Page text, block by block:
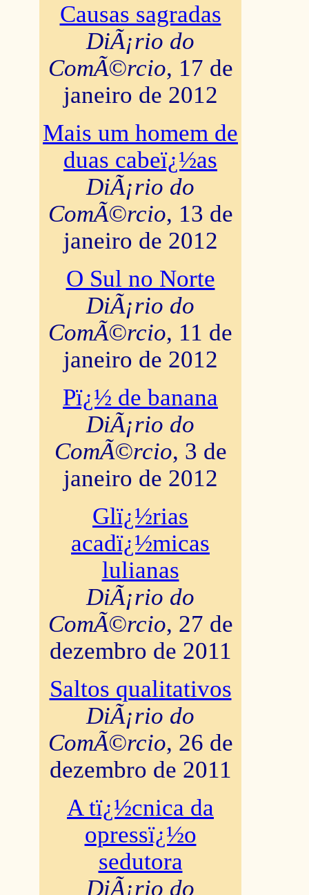
Causas sagradas
DiÃ¡rio do
ComÃ©rcio, 17 de
janeiro de 2012
Mais um homem de
duas cabeï¿½as
DiÃ¡rio do
ComÃ©rcio, 13 de
janeiro de 2012
O Sul no Norte
DiÃ¡rio do
ComÃ©rcio, 11 de
janeiro de 2012
Pï¿½ de banana
DiÃ¡rio do
ComÃ©rcio, 3 de
janeiro de 2012
Glï¿½rias
acadï¿½micas
lulianas
DiÃ¡rio do
ComÃ©rcio, 27 de
dezembro de 2011
Saltos qualitativos
DiÃ¡rio do
ComÃ©rcio, 26 de
dezembro de 2011
A tï¿½cnica da
opressï¿½o
sedutora
DiÃ¡rio do